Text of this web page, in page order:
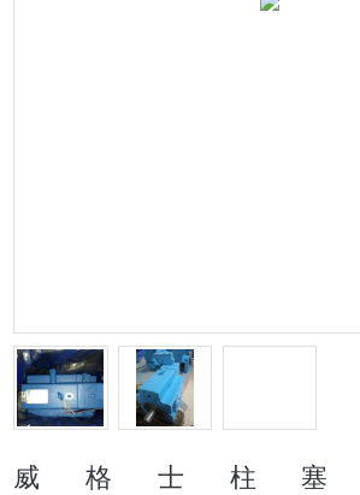
威格士柱塞